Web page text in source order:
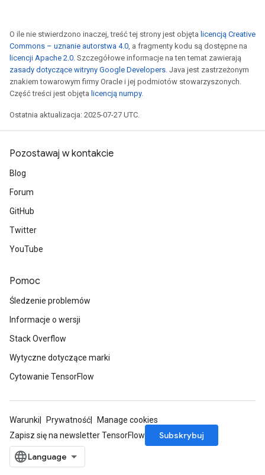
O ile nie stwierdzono inaczej, treść tej strony jest objęta licencją Creative
Commons – uznanie autorstwa 4.0, a fragmenty kodu są dostępne na
licencji Apache 2.0. Szczegółowe informacje na ten temat zawierają
zasady dotyczące witryny Google Developers. Java jest zastrzeżonym
znakiem towarowym firmy Oracle i jej podmiotów stowarzyszonych.
Część treści jest objęta licencją numpy.
Ostatnia aktualizacja: 2025-07-27 UTC.
Pozostawaj w kontakcie
Blog
Forum
GitHub
Twitter
YouTube
Pomoc
Śledzenie problemów
Informacje o wersji
Stack Overflow
Wytyczne dotyczące marki
Cytowanie TensorFlow
Warunki Prywatność
Manage cookies
Zapisz się na newsletter TensorFlow
Subskrybuj